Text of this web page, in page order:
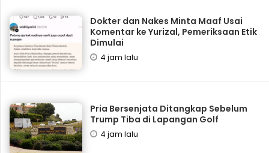
Dokter dan Nakes Minta Maaf Usai
Komentar ke Yurizal, Pemeriksaan Etik
Dimulai
4 jam lalu
Pria Bersenjata Ditangkap Sebelum
Trump Tiba di Lapangan Golf
4 jam lalu